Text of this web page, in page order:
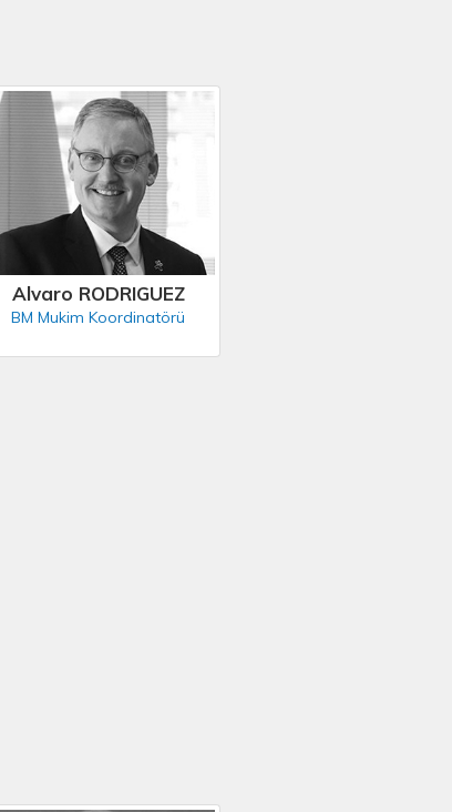
Alvaro RODRIGUEZ
BM Mukim Koordinatörü